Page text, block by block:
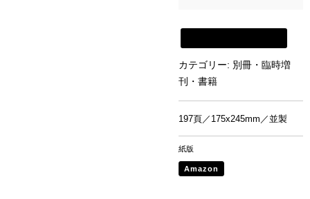
カテゴリー: 別冊・臨時増
刊・書籍
197頁／175x245mm／並製
紙版
Amazon